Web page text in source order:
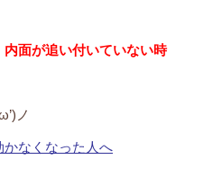
面が追い付いていない時
ノ
なくなった人へ